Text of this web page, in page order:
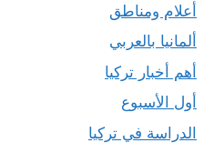
أعلام ومناطق
ألمانيا بالعربي
أهم أخبار تركيا
أول الأسبوع
الدراسة في تركيا